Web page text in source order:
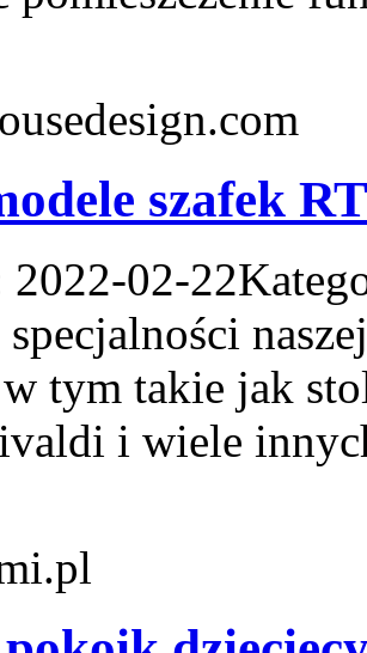
szafek
2022-02-22
specjalności
tym takie jak
i wiele